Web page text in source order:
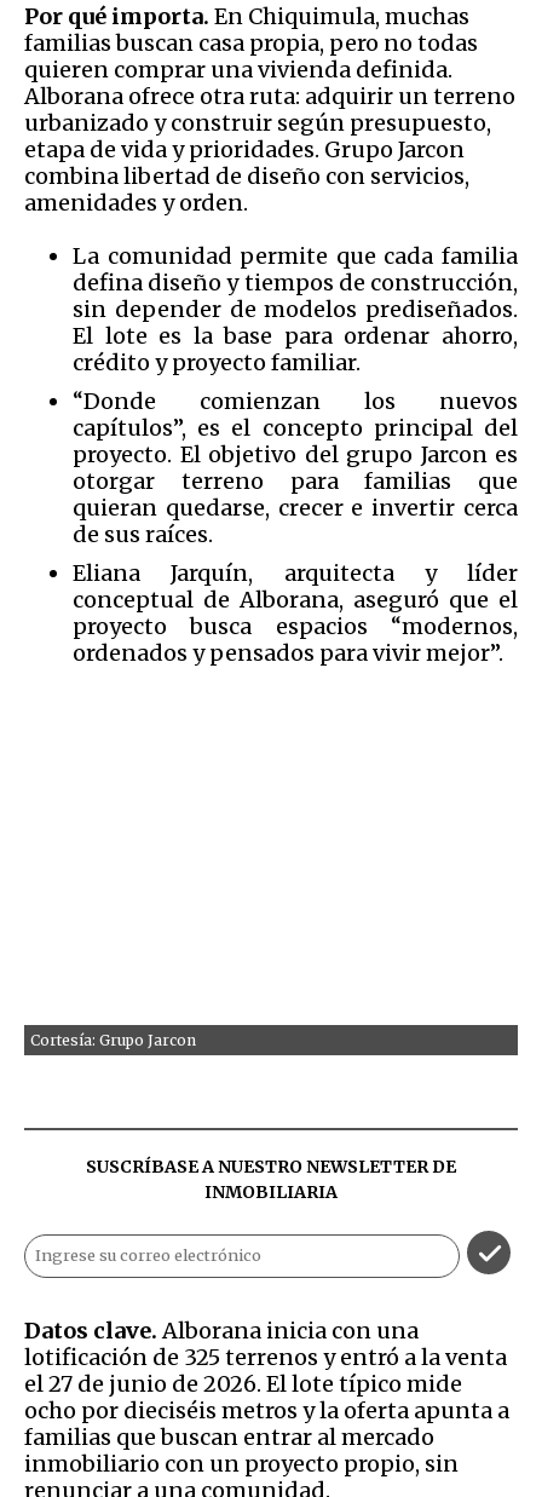
Por qué importa. En Chiquimula, muchas
familias buscan casa propia, pero no todas
quieren comprar una vivienda definida.
Alborana ofrece otra ruta: adquirir un terreno
urbanizado y construir según presupuesto,
etapa de vida y prioridades. Grupo Jarcon
combina libertad de diseño con servicios,
amenidades y orden.
La comunidad permite que cada familia
defina diseño y tiempos de construcción,
sin depender de modelos prediseñados.
El lote es la base para ordenar ahorro,
crédito y proyecto familiar.
“Donde comienzan los nuevos
capítulos”, es el concepto principal del
proyecto. El objetivo del grupo Jarcon es
otorgar terreno para familias que
quieran quedarse, crecer e invertir cerca
de sus raíces.
Eliana Jarquín, arquitecta y líder
conceptual de Alborana, aseguró que el
proyecto busca espacios “modernos,
ordenados y pensados para vivir mejor”.
Cortesía: Grupo Jarcon
SUSCRÍBASE A NUESTRO NEWSLETTER DE
INMOBILIARIA
Datos clave.Alborana inicia con una
lotificación de 325 terrenos y entró a la venta
el 27 de junio de 2026. El lote típico mide
ocho por dieciséis metros y la oferta apunta a
familias que buscan entrar al mercado
inmobiliario con un proyecto propio, sin
renunciar a una comunidad.